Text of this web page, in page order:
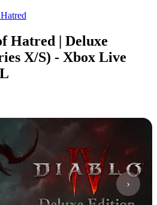
Hatred | Deluxe
X/S) - Xbox Live